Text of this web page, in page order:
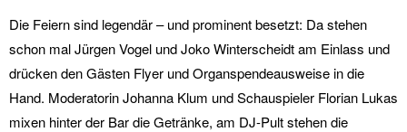
Die Feiern sind legendär – und prominent besetzt: Da stehen
schon mal Jürgen Vogel und Joko Winterscheidt am Einlass und
drücken den Gästen Flyer und Organspendeausweise in die
Hand. Moderatorin Johanna Klum und Schauspieler Florian Lukas
mixen hinter der Bar die Getränke, am DJ-Pult stehen die